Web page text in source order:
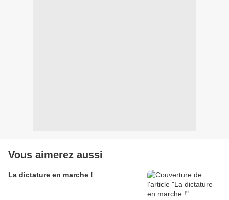
Vous aimerez aussi
La dictature en marche !